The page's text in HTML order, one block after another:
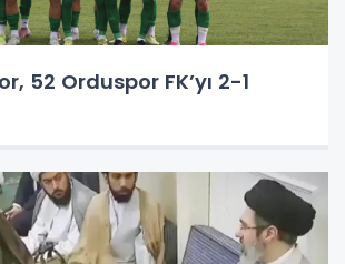
52 Orduspor FK’yı 2-1